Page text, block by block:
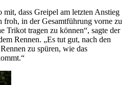
mit, dass Greipel am letzten Anstieg
in der Gesamtführung vorne zu
Trikot tragen zu können“, sagte der
Rennen. „Es tut gut, nach den
zu spüren, wie das